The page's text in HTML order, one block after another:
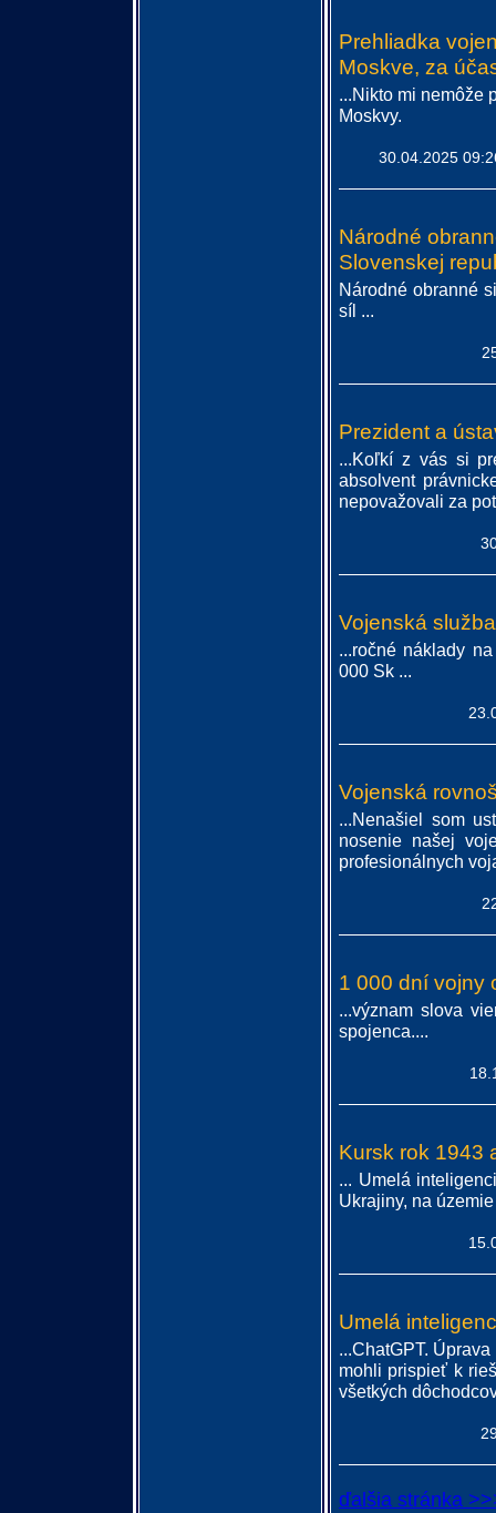
Prehliadka
Moskve, za
...Nikto mi nemôže
Moskvy.
30.04.2025
Národné
Slovenskej
Národné obranné
síl ...
Prezident a
...Koľkí z vás si
absolvent
nepovažovali za
Vojenská služba
...ročné náklady
000 Sk ...
Vojenská
...Nenašiel som
nosenie našej
profesionálnych
1 000 dní vojny
...význam slova
spojenca....
Kursk rok 1943
... Umelá
Ukrajiny, na
Umelá
...ChatGPT.
mohli prispieť k
všetkých
ďalšia stránka